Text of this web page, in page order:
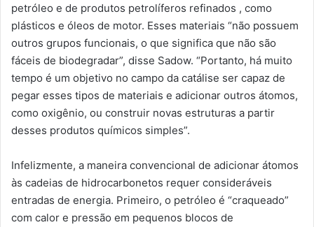
petróleo e de produtos petrolíferos refinados , como
plásticos e óleos de motor. Esses materiais “não possuem
outros grupos funcionais, o que significa que não são
fáceis de biodegradar”, disse Sadow. “Portanto, há muito
tempo é um objetivo no campo da catálise ser capaz de
pegar esses tipos de materiais e adicionar outros átomos,
como oxigênio, ou construir novas estruturas a partir
desses produtos químicos simples”.
Infelizmente, a maneira convencional de adicionar átomos
às cadeias de hidrocarbonetos requer consideráveis ​​
entradas de energia. Primeiro, o petróleo é “craqueado”
com calor e pressão em pequenos blocos de